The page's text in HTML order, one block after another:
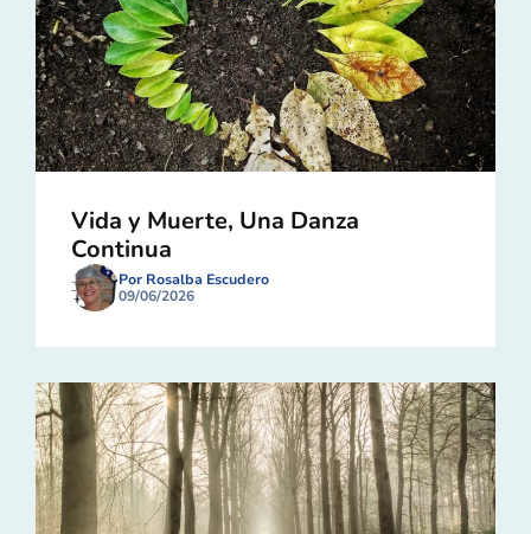
Vida y Muerte, Una Danza
Continua
Por Rosalba Escudero
09/06/2026